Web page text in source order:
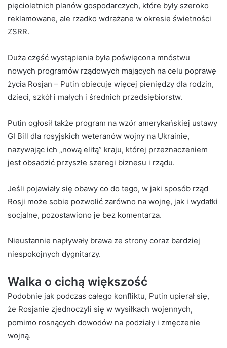
pięcioletnich planów gospodarczych, które były szeroko
reklamowane, ale rzadko wdrażane w okresie świetności
ZSRR.
Duża część wystąpienia była poświęcona mnóstwu
nowych programów rządowych mających na celu poprawę
życia Rosjan – Putin obiecuje więcej pieniędzy dla rodzin,
dzieci, szkół i małych i średnich przedsiębiorstw.
Putin ogłosił także program na wzór amerykańskiej ustawy
GI Bill dla rosyjskich weteranów wojny na Ukrainie,
nazywając ich „nową elitą” kraju, której przeznaczeniem
jest obsadzić przyszłe szeregi biznesu i rządu.
Jeśli pojawiały się obawy co do tego, w jaki sposób rząd
Rosji może sobie pozwolić zarówno na wojnę, jak i wydatki
socjalne, pozostawiono je bez komentarza.
Nieustannie napływały brawa ze strony coraz bardziej
niespokojnych dygnitarzy.
Walka o cichą większość
Podobnie jak podczas całego konfliktu, Putin upierał się,
że Rosjanie zjednoczyli się w wysiłkach wojennych,
pomimo rosnących dowodów na podziały i zmęczenie
wojną.